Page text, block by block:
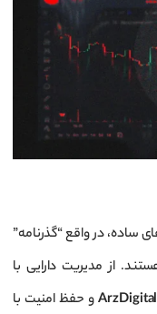
ساده، در واقع “گذرنامه”
از مدیریت دارایی با
ArzDigitalو حفظ امنیت با